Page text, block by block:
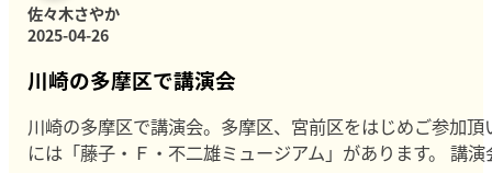
佐々木さやか
2025-04-26
川崎の多摩区で講演会
川崎の多摩区で講演会。多摩区、宮前区をはじめご参加
には「藤子・Ｆ・不二雄ミュージアム」があります。 講